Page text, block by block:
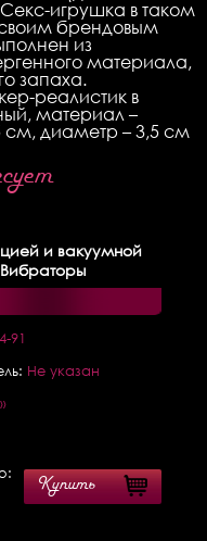
игрушка в таком
брендовым
из
материала,
запаха.
реалистик в
материал –
см, диаметр – 3,5 см
и вакуумной
91
Не указан
Купить